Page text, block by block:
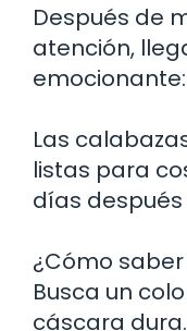
Después de
atención,
Las
listas para
días
¿Cómo
Busca un
cáscara dura.